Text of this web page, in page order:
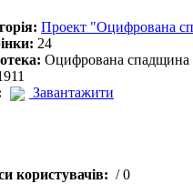
Проект "Оцифрована
24
Оцифрована спадщина
Завантажити
користувачів: / 0